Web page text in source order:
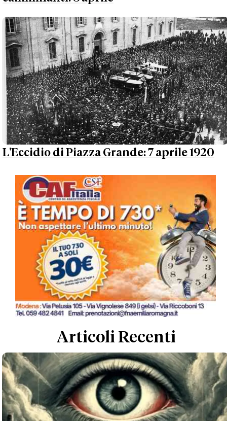
L'Eccidio di Piazza Grande: 7 aprile 1920
Articoli Recenti